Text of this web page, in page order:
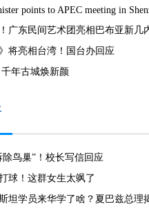
广东民间艺术团亮相巴布亚新几
将亮相台湾！国台办回应
年古城焕新颜
鸟巢”！校长写信回应
球！这群女生太飒了
坦学员来华学了啥？夏巴兹总理